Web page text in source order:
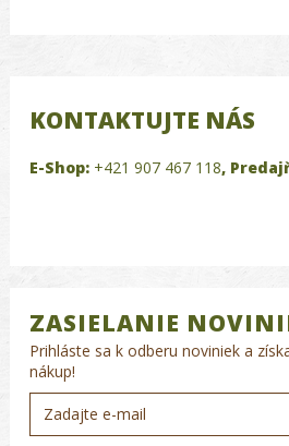
KONTAKTUJTE NÁS
E-Shop: +421 907 467 118,
ZASIELANIE
Prihláste sa k odberu noviniek a
nákup!